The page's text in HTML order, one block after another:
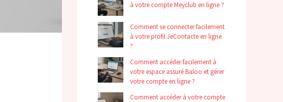
à votre compte Meyclub en ligne ?
Comment se connecter facilement
à votre profil JeContacte en ligne
?
Comment accéder facilement à
votre espace assuré Baloo et gérer
votre compte en ligne ?
Comment accéder à votre compte